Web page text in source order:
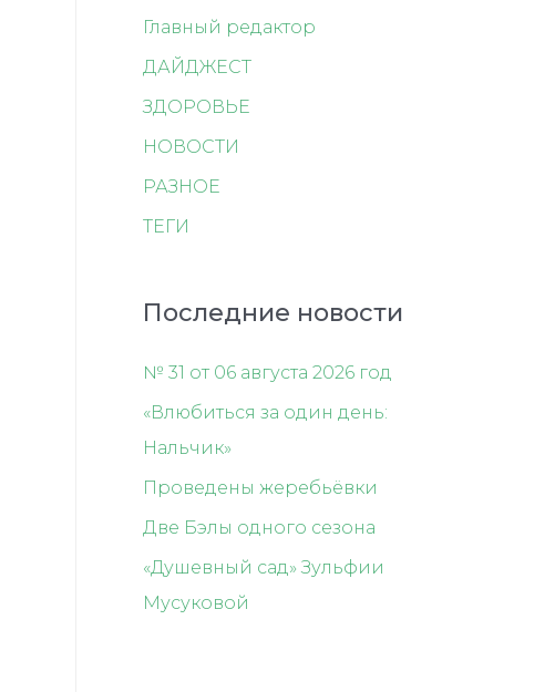
Главный редактор
ДАЙДЖЕСТ
ЗДОРОВЬЕ
НОВОСТИ
РАЗНОЕ
ТЕГИ
Последние новости
№ 31 от 06 августа 2026 год
«Влюбиться за один день:
Нальчик»
Проведены жеребьёвки
Две Бэлы одного сезона
«Душевный сад» Зульфии
Мусуковой